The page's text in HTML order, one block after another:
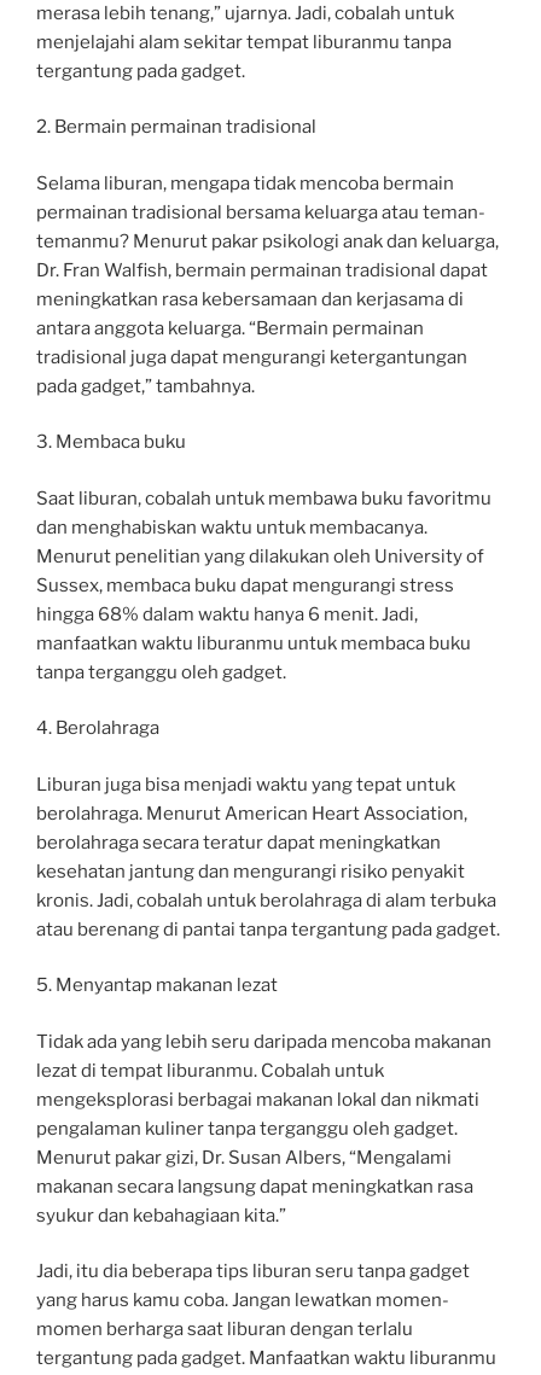
merasa lebih tenang,” ujarnya. Jadi, cobalah untuk
menjelajahi alam sekitar tempat liburanmu tanpa
tergantung pada gadget.
2. Bermain permainan tradisional
Selama liburan, mengapa tidak mencoba bermain
permainan tradisional bersama keluarga atau teman-
temanmu? Menurut pakar psikologi anak dan keluarga,
Dr. Fran Walfish, bermain permainan tradisional dapat
meningkatkan rasa kebersamaan dan kerjasama di
antara anggota keluarga. “Bermain permainan
tradisional juga dapat mengurangi ketergantungan
pada gadget,” tambahnya.
3. Membaca buku
Saat liburan, cobalah untuk membawa buku favoritmu
dan menghabiskan waktu untuk membacanya.
Menurut penelitian yang dilakukan oleh University of
Sussex, membaca buku dapat mengurangi stress
hingga 68% dalam waktu hanya 6 menit. Jadi,
manfaatkan waktu liburanmu untuk membaca buku
tanpa terganggu oleh gadget.
4. Berolahraga
Liburan juga bisa menjadi waktu yang tepat untuk
berolahraga. Menurut American Heart Association,
berolahraga secara teratur dapat meningkatkan
kesehatan jantung dan mengurangi risiko penyakit
kronis. Jadi, cobalah untuk berolahraga di alam terbuka
atau berenang di pantai tanpa tergantung pada gadget.
5. Menyantap makanan lezat
Tidak ada yang lebih seru daripada mencoba makanan
lezat di tempat liburanmu. Cobalah untuk
mengeksplorasi berbagai makanan lokal dan nikmati
pengalaman kuliner tanpa terganggu oleh gadget.
Menurut pakar gizi, Dr. Susan Albers, “Mengalami
makanan secara langsung dapat meningkatkan rasa
syukur dan kebahagiaan kita.”
Jadi, itu dia beberapa tips liburan seru tanpa gadget
yang harus kamu coba. Jangan lewatkan momen-
momen berharga saat liburan dengan terlalu
tergantung pada gadget. Manfaatkan waktu liburanmu